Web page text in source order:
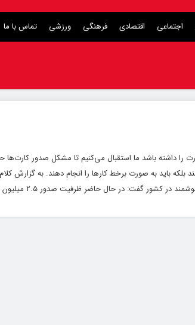
اجتماعی اقتصادی فرهنگی ورزشی تماس با ما
را داشته باشد ما استقبال می‌کنیم تا مشکل صدور
باید به صورت برخط کارها را انجام دهند. به گزارش کلام
گفت: در حال حاضر ظرفیت صدور ۲.۵ میلیون کارت...